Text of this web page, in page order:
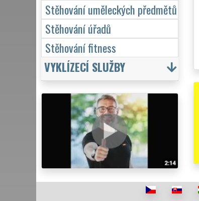
Stěhování uměleckých předmětů
Stěhování úřadů
Stěhování fitness
VYKLÍZECÍ SLUŽBY